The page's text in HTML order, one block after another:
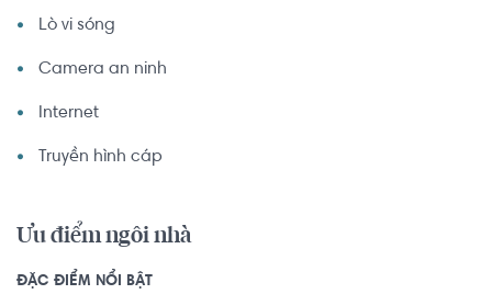
Lò vi sóng
Camera an ninh
Internet
Truyền hình cáp
Ưu điểm ngôi nhà
ĐẶC ĐIỂM NỔI BẬT